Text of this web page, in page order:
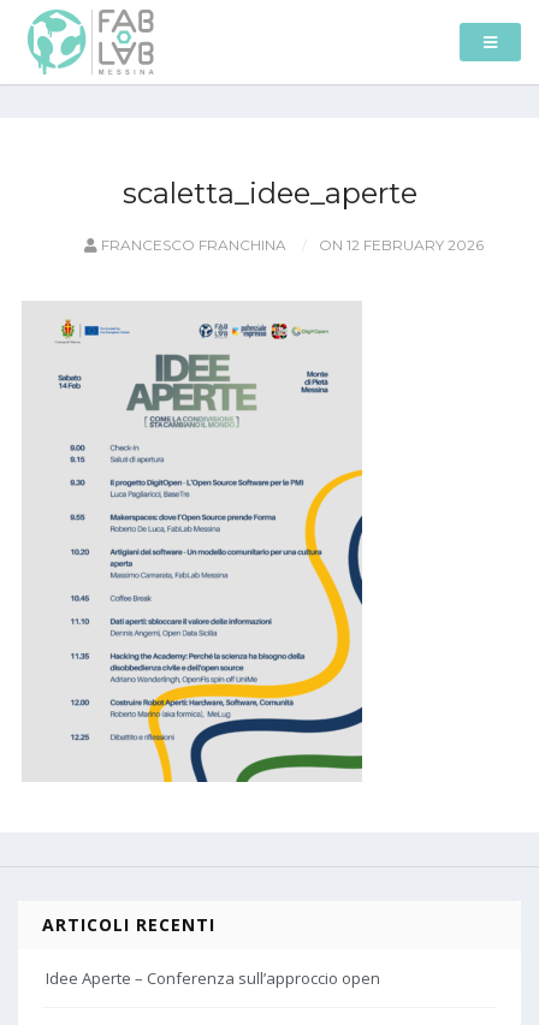
scaletta_idee_aperte
FRANCESCO FRANCHINA ON 12 FEBRUARY 2026
ARTICOLI RECENTI
Idee Aperte – Conferenza sull’approccio open